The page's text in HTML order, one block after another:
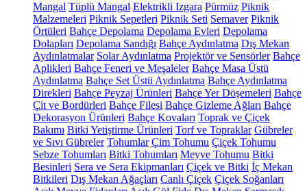
Mangal Tüplü Mangal Elektrikli Izgara Pürmüz Piknik
Malzemeleri Piknik Sepetleri Piknik Seti Semaver Piknik
Örtüleri Bahçe Depolama Depolama Evleri Depolama
Dolapları Depolama Sandığı Bahçe Aydınlatma Dış Mekan
Aydınlatmalar Solar Aydınlatma Projektör ve Sensörler Bahçe
Aplikleri Bahçe Feneri ve Meşaleler Bahçe Masa Üstü
Aydınlatma Bahçe Set Üstü Aydınlatma Bahçe Aydınlatma
Direkleri Bahçe Peyzaj Ürünleri Bahçe Yer Döşemeleri Bahçe
Çit ve Bordürleri Bahçe Filesi Bahçe Gizleme Ağları Bahçe
Dekorasyon Ürünleri Bahçe Kovaları Toprak ve Çiçek
Bakımı Bitki Yetiştirme Ürünleri Torf ve Topraklar Gübreler
ve Sıvı Gübreler Tohumlar Çim Tohumu Çiçek Tohumu
Sebze Tohumları Bitki Tohumları Meyve Tohumu Bitki
Besinleri Sera ve Sera Ekipmanları Çiçek ve Bitki İç Mekan
Bitkileri Dış Mekan Ağaçları Canlı Çiçek Çiçek Soğanları